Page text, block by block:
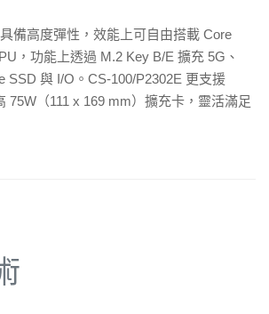
備高度彈性，效能上可自由搭載 Core
，功能上透過 M.2 Key B/E 擴充 5G、
SSD 與 I/O。CS-100/P2302E 更支援
75W（111 x 169 mm）擴充卡，靈活滿足